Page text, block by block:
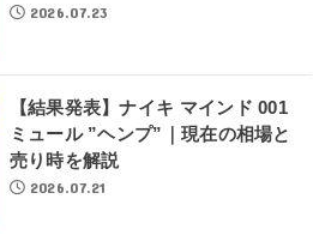
2026.07.23
【結果発表】ナイキ マインド 001
ミュール ”ヘンプ”｜現在の相場と
売り時を解説
2026.07.21